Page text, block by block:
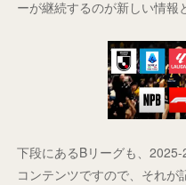
ーが継続するのが新しい情報
下段にあるBリーグも、
コンテンツですので、それ